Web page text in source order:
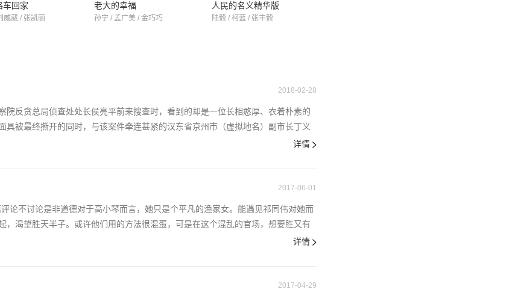
车回家
威葳 / 张凯丽
老大的幸福
孙宁 / 孟广美 / 金巧巧
人民的名义精华版
陆毅 / 柯蓝 / 张丰毅
2018-02-28
反贪总局侦查处处长侯亮平前来搜查时，看到的却是一位长相憨厚、衣着朴素的
具被最终撕开的同时，与该案件牵连甚紧的汉东省京州市（虚拟地名）副市长丁义
详情
2017-06-01
论不讨论是非道德对于高小琴而言，她只是个平凡的渔家女。能遇见祁同伟对她而
渴望胜天半子。或许他们用的方法很混蛋，可是在这个混乱的官场，想要胜又有
详情
2017-04-29